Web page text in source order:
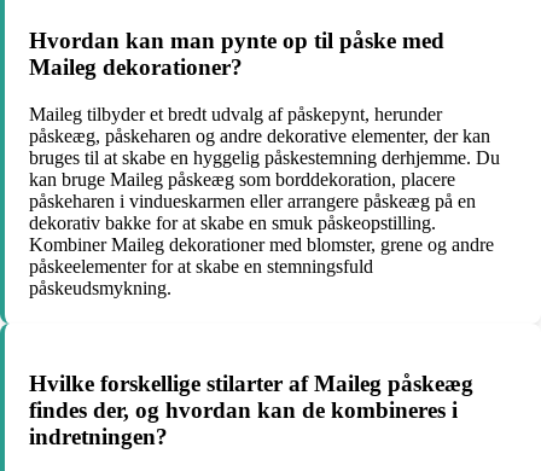
Hvordan kan man pynte op til påske med
Maileg dekorationer?
Maileg tilbyder et bredt udvalg af påskepynt, herunder
påskeæg, påskeharen og andre dekorative elementer, der kan
bruges til at skabe en hyggelig påskestemning derhjemme. Du
kan bruge Maileg påskeæg som borddekoration, placere
påskeharen i vindueskarmen eller arrangere påskeæg på en
dekorativ bakke for at skabe en smuk påskeopstilling.
Kombiner Maileg dekorationer med blomster, grene og andre
påskeelementer for at skabe en stemningsfuld
påskeudsmykning.
Hvilke forskellige stilarter af Maileg påskeæg
findes der, og hvordan kan de kombineres i
indretningen?